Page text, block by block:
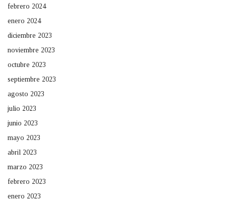
febrero 2024
enero 2024
diciembre 2023
noviembre 2023
octubre 2023
septiembre 2023
agosto 2023
julio 2023
junio 2023
mayo 2023
abril 2023
marzo 2023
febrero 2023
enero 2023